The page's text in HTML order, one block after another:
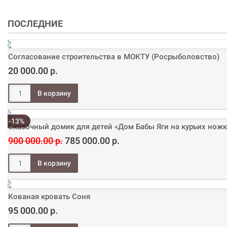
ПОСЛЕДНИЕ
Согласование строительства в МОКТУ (Росрыболовство)
20 000.00 р.
-13%
Сказочный домик для детей «Дом Бабы Яги на курьих
900 000.00 р.785 000.00 р.
Кованая кровать Соня
95 000.00 р.